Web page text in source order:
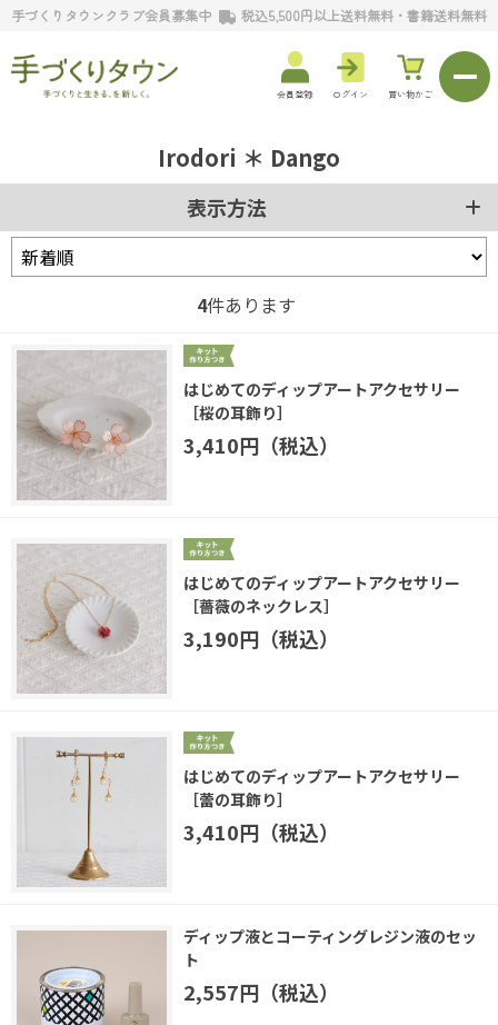
手づくりタウンクラブ会員募集中 税込5,500円以上送料無料・書籍送料無料
会員登録 ログイン 買い物かご
Irodori ＊ Dango
表示方法
4件あります
はじめてのディップアートアクセサリー
［桜の耳飾り］
3,410円（税込）
はじめてのディップアートアクセサリー
［薔薇のネックレス］
3,190円（税込）
はじめてのディップアートアクセサリー
［蕾の耳飾り］
3,410円（税込）
ディップ液とコーティングレジン液のセッ
ト
2,557円（税込）